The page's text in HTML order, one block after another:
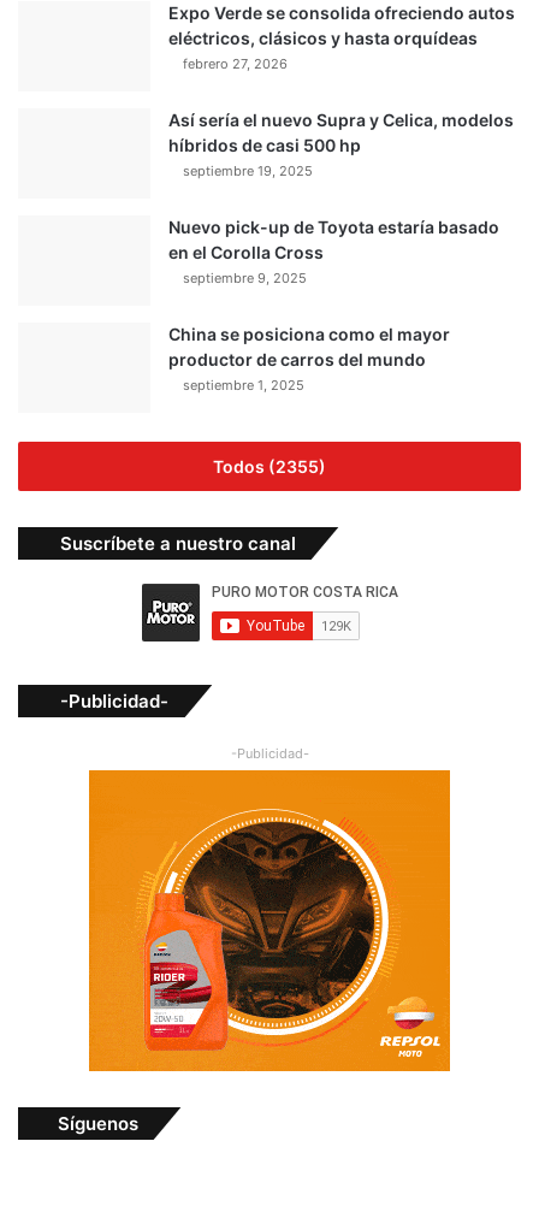
Expo Verde se consolida ofreciendo autos
eléctricos, clásicos y hasta orquídeas
febrero 27, 2026
Así sería el nuevo Supra y Celica, modelos
híbridos de casi 500 hp
septiembre 19, 2025
Nuevo pick-up de Toyota estaría basado
en el Corolla Cross
septiembre 9, 2025
China se posiciona como el mayor
productor de carros del mundo
septiembre 1, 2025
Todos (2355)
Suscríbete a nuestro canal
-Publicidad-
-Publicidad-
Síguenos